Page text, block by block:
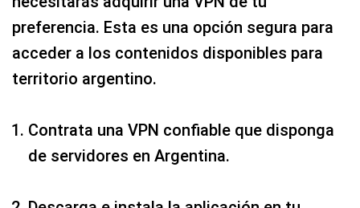
preferencia. Esta es una opción segura para
acceder a los contenidos disponibles para
territorio argentino.
Contrata una VPN confiable que disponga
de servidores en Argentina.